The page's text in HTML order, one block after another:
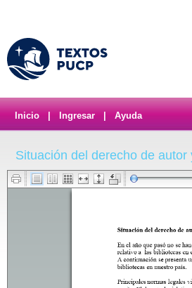
Inicio Ingresar Ayuda
Situación del derecho de